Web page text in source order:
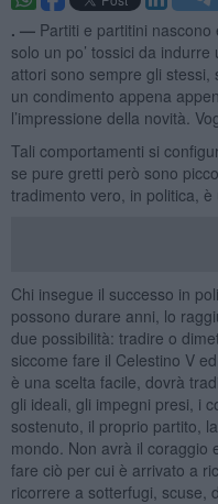
. — Partiti e partitini
solo un po’ tossici da
attori sono sempre gli
un condimento appena
l’impressione della novità.
Tali comportamenti si
se pure gretti però sono
tradimento vero, in politica, è
Chi insegue il successo in
possono durare anni, lo
due possibilità: tradire o
siccome fare il Celestino V
è una scelta facile, dovrà
gli ideali, gli impegni presi, i
sostenuto, il proprio partito,
mondo. Non avrà il coraggio
fare ciò per cui è arrivato a
ricorrere a sotterfugi, scuse,